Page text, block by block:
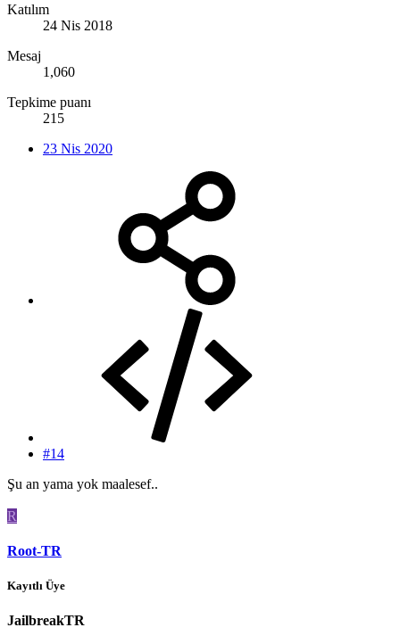
Katılım
24 Nis 2018
Mesaj
1,060
Tepkime puanı
215
23 Nis 2020
#14
Şu an yama yok maalesef..
R
Root-TR
Kayıtlı Üye
JailbreakTR